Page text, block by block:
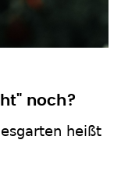
noch?
heißt